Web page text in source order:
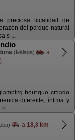
preciosa localidad de
del parque natural
s ...
(Málaga)
a
boutique creado
diferente, íntima y
n ...
a 18,8 km